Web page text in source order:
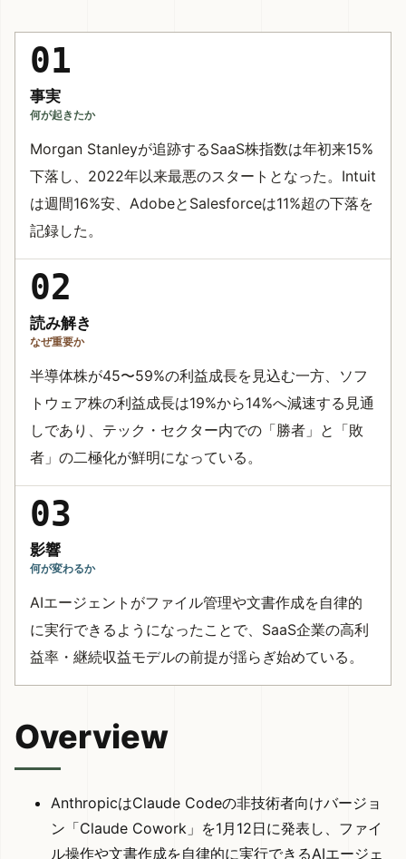
01
事実
何が起きたか
Morgan Stanleyが追跡するSaaS株指数は年初来15%
下落し、2022年以来最悪のスタートとなった。Intuit
は週間16%安、AdobeとSalesforceは11%超の下落を
記録した。
02
読み解き
なぜ重要か
半導体株が45〜59%の利益成長を見込む一方、ソフ
トウェア株の利益成長は19%から14%へ減速する見通
しであり、テック・セクター内での「勝者」と「敗
者」の二極化が鮮明になっている。
03
影響
何が変わるか
AIエージェントがファイル管理や文書作成を自律的
に実行できるようになったことで、SaaS企業の高利
益率・継続収益モデルの前提が揺らぎ始めている。
Overview
AnthropicはClaude Codeの非技術者向けバージョ
ン「Claude Cowork」を1月12日に発表 し、ファイ
ル操作や文書作成を自律的に実行できるAIエージェ